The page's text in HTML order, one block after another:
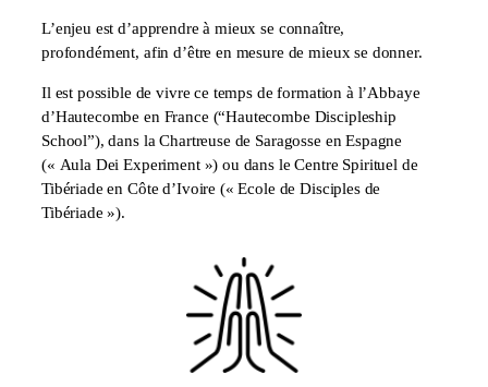
L’enjeu est d’apprendre à mieux se connaître,
profondément, afin d’être en mesure de mieux se donner.
Il est possible de vivre ce temps de formation à l’Abbaye
d’Hautecombe en France (“Hautecombe Discipleship
School”), dans la Chartreuse de Saragosse en Espagne
(« Aula Dei Experiment ») ou dans le Centre Spirituel de
Tibériade en Côte d’Ivoire (« Ecole de Disciples de
Tibériade »).